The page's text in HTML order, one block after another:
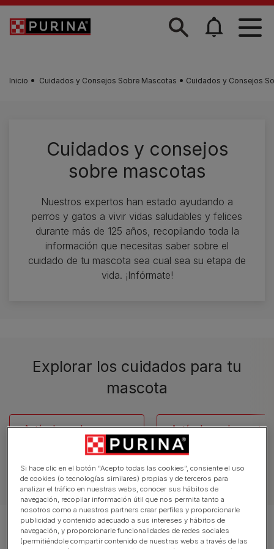
Skip to main content
Inicio Cuidados y Consejos Sobre Mascotas Cuidados y Consejos
Cuidados y consejos
sobre mascotas
Nuestros expertos han estado ayudando a
perros y gatos a vivir vidas saludables y felices
durante más de 125 años, recopilando toda la
información que necesitas saber sobre el
cuidado de tu mascota sea cual sea su etapa de
vida. ¡Infórmate!
Explorar los cuidados para tu
mascota
Artículos sobre perros Artículos sobre gatos
Mostrando 12 de 499 artículos
Si hace clic en el botón “Acepto todas las cookies”, consiente el uso
de cookies (o tecnologías similares) propias y de terceros para
analizar el tráfico en nuestras webs, conocer sus hábitos de
navegación, recopilar información útil que nos permita tanto a
nosotros como a nuestros partners crear perfiles y proporcionarle
publicidad y contenido adecuado a sus intereses y hábitos de
navegación, y proporcionarle funcionalidades de redes sociales
(permitiéndole compartir contenido de nuestras webs a través de las